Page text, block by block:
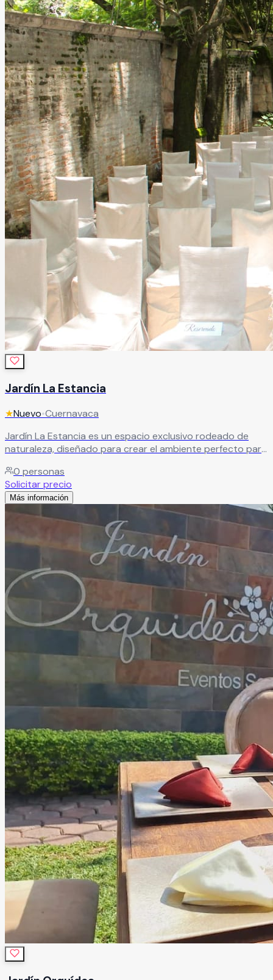
Jardín La Estancia
★Nuevo•Cuernavaca
Jardín La Estancia es un espacio exclusivo rodeado de
naturaleza, diseñado para crear el ambiente perfecto para
atmósfera elegante, tranquila y llena de encanto, este
hermoso jardín combina áreas verdes, privacidad y
espacios versátiles ideales para bodas, XV años,
aniversarios, graduaciones, eventos corporativos y
reuniones sociales.Leer más
0 personas
Solicitar precio
Más información